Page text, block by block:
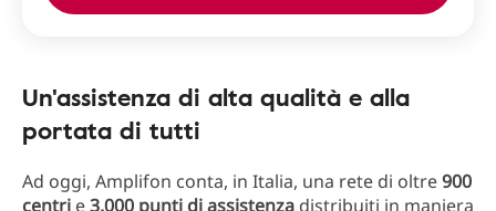
Un'assistenza di alta qualità e alla
portata di tutti
Ad oggi, Amplifon conta, in Italia, una rete di oltre900
centri e3.000 punti di assistenza distribuiti in maniera